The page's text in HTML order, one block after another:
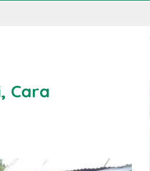
Cara